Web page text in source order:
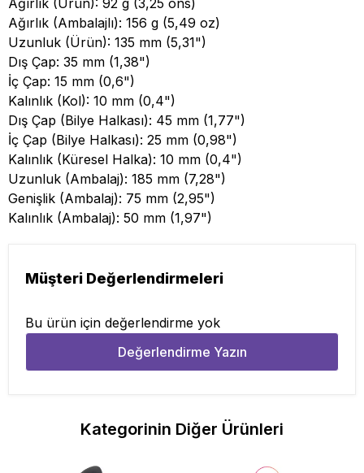
Ağırlık (Ürün): 92 g (3,25 ons)
Ağırlık (Ambalajlı): 156 g (5,49 oz)
Uzunluk (Ürün): 135 mm (5,31")
Dış Çap: 35 mm (1,38")
İç Çap: 15 mm (0,6")
Kalınlık (Kol): 10 mm (0,4")
Dış Çap (Bilye Halkası): 45 mm (1,77")
İç Çap (Bilye Halkası): 25 mm (0,98")
Kalınlık (Küresel Halka): 10 mm (0,4")
Uzunluk (Ambalaj): 185 mm (7,28")
Genişlik (Ambalaj): 75 mm (2,95")
Kalınlık (Ambalaj): 50 mm (1,97")
Müşteri Değerlendirmeleri
Bu ürün için değerlendirme yok
Değerlendirme Yazın
Kategorinin Diğer Ürünleri